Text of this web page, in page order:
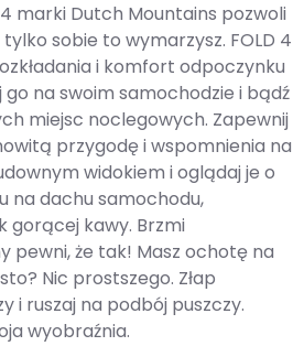
marki Dutch Mountains pozwoli
sobie to wymarzysz. FOLD 4
i komfort odpoczynku
na swoim samochodzie i bądź
miejsc noclegowych. Zapewnij
przygodę i wspomnienia na
widokiem i oglądaj je o
na dachu samochodu,
gorącej kawy. Brzmi
pewni, że tak! Masz ochotę na
Nic prostszego. Złap
i ruszaj na podbój puszczy.
wyobraźnia.